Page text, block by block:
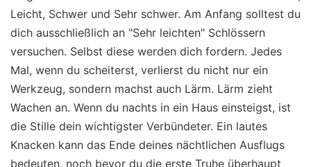
Leicht, Schwer und Sehr schwer. Am Anfang solltest du
dich ausschließlich an "Sehr leichten" Schlössern
versuchen. Selbst diese werden dich fordern. Jedes
Mal, wenn du scheiterst, verlierst du nicht nur ein
Werkzeug, sondern machst auch Lärm. Lärm zieht
Wachen an. Wenn du nachts in ein Haus einsteigst, ist
die Stille dein wichtigster Verbündeter. Ein lautes
Knacken kann das Ende deines nächtlichen Ausflugs
bedeuten, noch bevor du die erste Truhe überhaupt